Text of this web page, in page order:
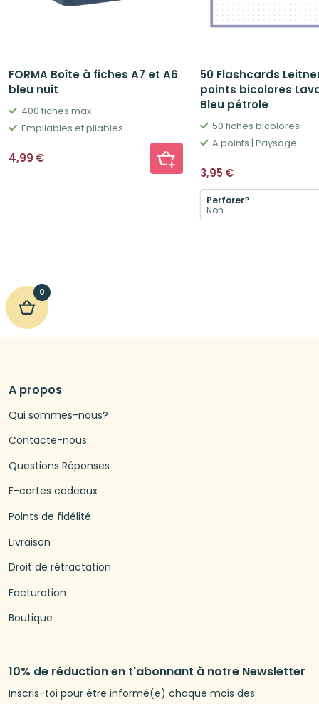
FORMA Boîte à fiches A7 et A6
bleu nuit
400 fiches max
Empilables et pliables
4,99 €
50 Flashcards
points bicolores
Bleu pétrole
50 fiches bicolores
A points | Paysage
3,95 €
Perforer?
0
A propos
Qui sommes-nous?
Contacte-nous
Questions Réponses
E-cartes cadeaux
Points de fidélité
Livraison
Droit de rétractation
Facturation
Boutique
10% de réduction en t'abonnant à notre Newsletter
Inscris-toi pour être informé(e) chaque mois des